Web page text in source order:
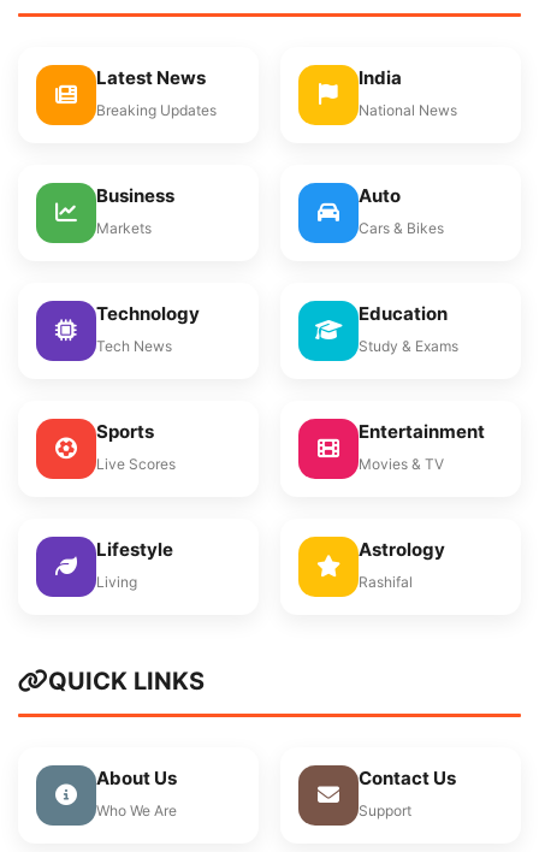
Latest News
Breaking Updates
India
National News
Business
Markets
Auto
Cars & Bikes
Technology
Tech News
Education
Study & Exams
Sports
Live Scores
Entertainment
Movies & TV
Lifestyle
Living
Astrology
Rashifal
QUICK LINKS
About Us
Who We Are
Contact Us
Support